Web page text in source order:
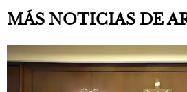
MÁS NOTICIAS DE